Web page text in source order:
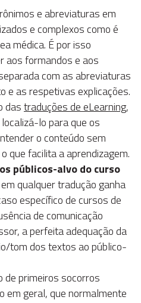
e abreviaturas em
e complexos como é
médica. É por isso
aos formandos e aos
com as abreviaturas
e as respetivas explicações.
dastraduções de eLearning,
lo para que os
o conteúdo sem
que facilita a aprendizagem.
públicos-alvo do curso
qualquer tradução ganha
específico de cursos de
de comunicação
a perfeita adequação da
tom dos textos ao público-
de primeiros socorros
em geral, que normalmente